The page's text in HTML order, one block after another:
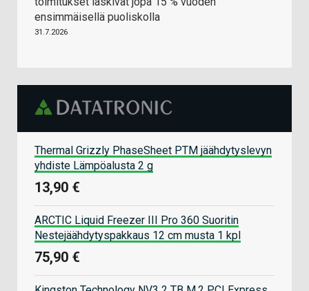
ensimmäisellä puoliskolla
31.7.2026
Thermal Grizzly PhaseSheet PTM jäähdytyslevyn
yhdiste Lämpöalusta 2 g
13,90 €
ARCTIC Liquid Freezer III Pro 360 Suoritin
Nestejäähdytyspakkaus 12 cm musta 1 kpl
75,90 €